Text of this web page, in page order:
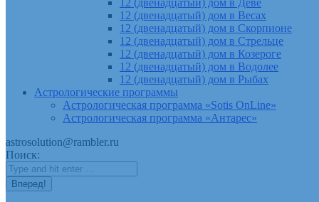
12 (двенадцатый) дом в Деве
12 (двенадцатый) дом в Весах
12 (двенадцатый) дом в Скорпионе
12 (двенадцатый) дом в Стрельце
12 (двенадцатый) дом в Козероге
12 (двенадцатый) дом в Водолее
12 (двенадцатый) дом в Рыбах
Астрологические программы
Астрологическая программа «Sotis OnLine»
Астрологическая программа «Антарес»
astrosolution@rambler.ru
Поиск: